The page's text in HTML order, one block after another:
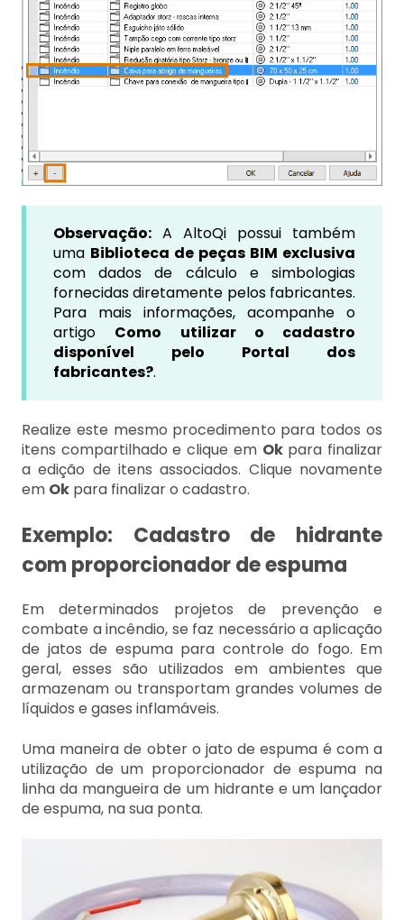
Observação: A AltoQi possui também
uma Biblioteca de peças BIM exclusiva
com dados de cálculo e simbologias
fornecidas diretamente pelos fabricantes.
Para mais informações, acompanhe o
artigo Como utilizar o cadastro
disponível pelo Portal dos
fabricantes?.
Realize este mesmo procedimento para todos os
itens compartilhado e clique em Okpara finalizar
a edição de itens associados. Clique novamente
em Ok para finalizar o cadastro.
Exemplo: Cadastro de hidrante
com proporcionador de espuma
Em determinados projetos de prevenção e
combate a incêndio, se faz necessário a aplicação
de jatos de espuma para controle do fogo. Em
geral, esses são utilizados em ambientes que
armazenam ou transportam grandes volumes de
líquidos e gases inflamáveis.
Uma maneira de obter o jato de espuma é com a
utilização de um proporcionador de espuma na
linha da mangueira de um hidrante e um lançador
de espuma, na sua ponta.